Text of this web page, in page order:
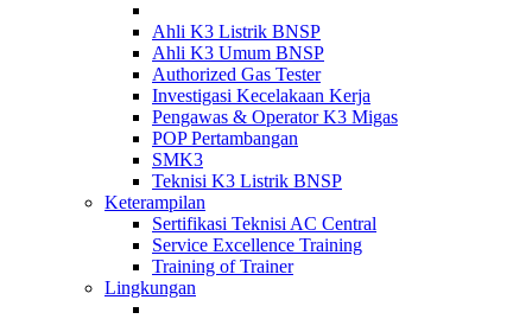
Ahli K3 Listrik BNSP
Ahli K3 Umum BNSP
Authorized Gas Tester
Investigasi Kecelakaan Kerja
Pengawas & Operator K3 Migas
POP Pertambangan
SMK3
Teknisi K3 Listrik BNSP
Keterampilan
Sertifikasi Teknisi AC Central
Service Excellence Training
Training of Trainer
Lingkungan